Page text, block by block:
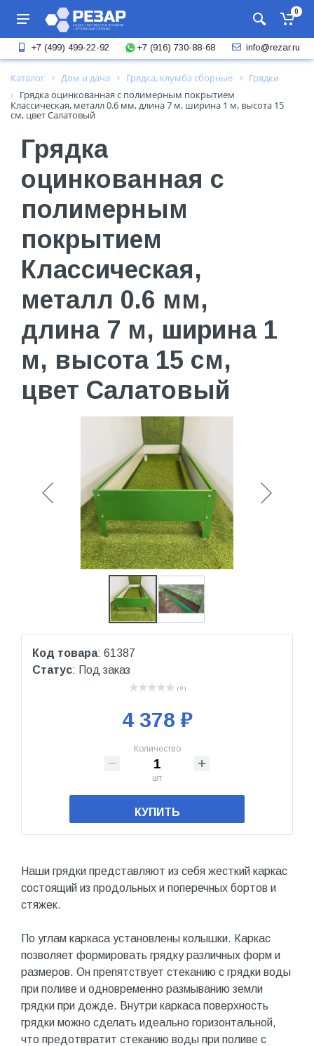
0
+7 (499) 499-22-92 +7 (916) 730-88-68 info@rezar.ru
Каталог Дом и дача Грядка, клумба сборные
Грядки
Грядка оцинкованная с полимерным покрытием
Классическая, металл 0.6 мм, длина 7 м, ширина 1 м, высота 15
см, цвет Салатовый
Грядка
оцинкованная с
полимерным
покрытием
Классическая,
металл 0.6 мм,
длина 7 м, ширина 1
м, высота 15 см,
цвет Салатовый
Код товара: 61387
Статус: Под заказ
( 0 )
4 378 ₽
Количество
шт
КУПИТЬ
Наши грядки представляют из себя жесткий каркас
состоящий из продольных и поперечных бортов и
стяжек.
По углам каркаса установлены колышки. Каркас
позволяет формировать грядку различных форм и
размеров. Он препятствует стеканию с грядки воды
при поливе и одновременно размыванию земли
грядки при дожде. Внутри каркаса поверхность
грядки можно сделать идеально горизонтальной,
что предотвратит стеканию воды при поливе с